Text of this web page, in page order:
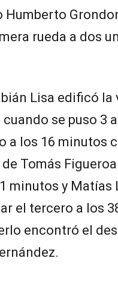
rueda a dos
Lisa edificó la
se puso 3
a los 16 minutos
Tomás
minutos y Matías
el tercero a los
encontró el